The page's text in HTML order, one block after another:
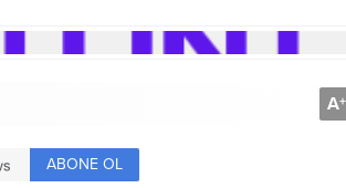
A+
ABONE OL